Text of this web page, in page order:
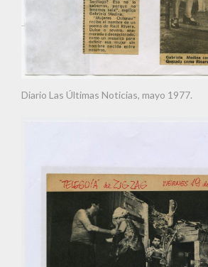
Diario Las Últimas Noticias, mayo 1977.